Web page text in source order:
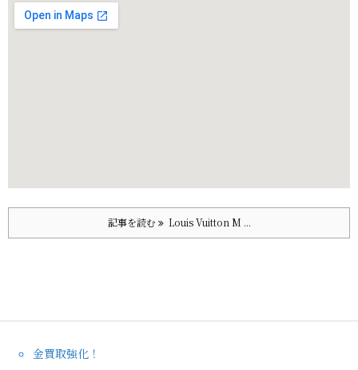
記事を読む Louis Vuitton M ...
金買取強化！